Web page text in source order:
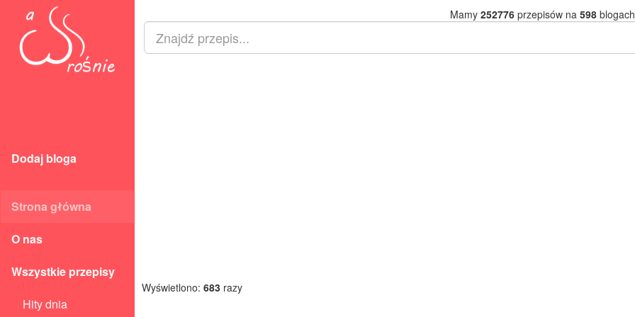
Dodaj bloga
Strona główna
O nas
Wszystkie przepisy
Hity dnia
Mamy 252776przepisów na 598
Wyświetlono: 683 razy